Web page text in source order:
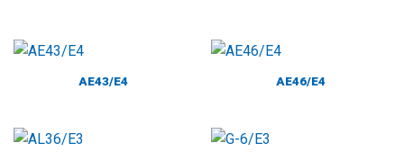
AE43/E4 AE46/E4